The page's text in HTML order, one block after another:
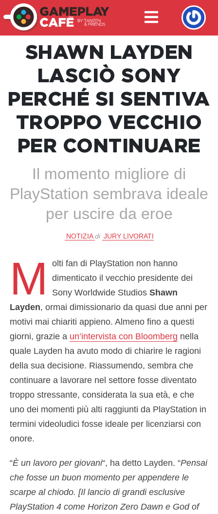
SHAWN LAYDEN
LASCIÒ SONY
PERCHÉ SI SENTIVA
TROPPO VECCHIO
PER CONTINUARE
Il momento migliore di
PlayStation sembrava ideale
per uscire da eroe
NOTIZIA di JURY LIVORATI
M
olti fan di PlayStation non hanno
dimenticato il vecchio presidente dei
Sony Worldwide StudiosShawn
Layden, ormai dimissionario da quasi due anni per
motivi mai chiariti appieno. Almeno fino a questi
giorni, grazie a un’intervista con Bloomberg nella
quale Layden ha avuto modo di chiarire le ragioni
della sua decisione. Riassumendo, sembra che
continuare a lavorare nel settore fosse diventato
troppo stressante, considerata la sua età, e che
uno dei momenti più alti raggiunti da PlayStation in
termini videoludici fosse ideale per licenziarsi con
onore.
“È un lavoro per giovani“, ha detto Layden. “Pensai
che fosse un buon momento per appendere le
scarpe al chiodo. [Il lancio di grandi esclusive
PlayStation 4 come Horizon Zero Dawn e God of